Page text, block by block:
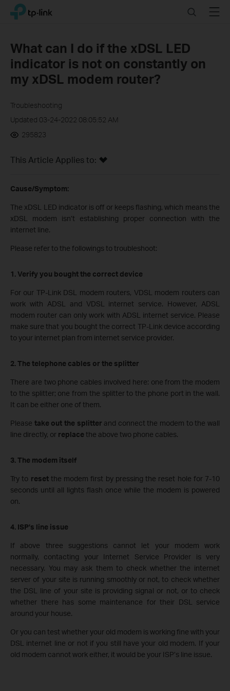
Click
navigation
TP-Link, Reliably Smart SearchMenu
What can I do if the xDSL LED
indicator is not on constantly on
my xDSL modem router?
Troubleshooting
Updated 03-24-2022 08:05:52 AM
295823
This Article Applies to:
Cause/Symptom:
The xDSL LED indicator is off or keeps flashing, which means the
xDSL modem isn’t establishing proper connection with the
internet line.
Please refer to the followings to troubleshoot:
1. Verify you bought the correct device
For our TP-Link DSL modem routers, VDSL modem routers can
work with ADSL and VDSL internet service. However, ADSL
modem router can only work with ADSL internet service. Please
make sure that you bought the correct TP-Link device according
to your internet plan from internet service provider.
2. The telephone cables or the splitter
There are two phone cables involved here: one from the modem
to the splitter; one from the splitter to the phone port in the wall.
It can be either one of them.
Please take out the splitter and connect the modem to the wall
line directly, or replace the above two phone cables.
3. The modem itself
Try to reset the modem first by pressing the reset hole for 7-10
seconds until all lights flash once while the modem is powered
on.
4. ISP’s line issue
If above three suggestions cannot let your modem work
normally, contacting your Internet Service Provider is very
necessary. You may ask them to check whether the internet
server of your site is running smoothly or not, to check whether
the DSL line of your site is providing signal or not, or to check
whether there has some maintenance for their DSL service
around your house.
Or you can test whether your old modem is working fine with your
DSL internet line or not if you still have your old modem. If your
old modem cannot work either, it would be your ISP’s line issue.